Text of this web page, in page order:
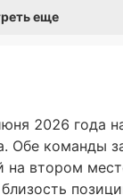
еще
2026 года
команды
втором